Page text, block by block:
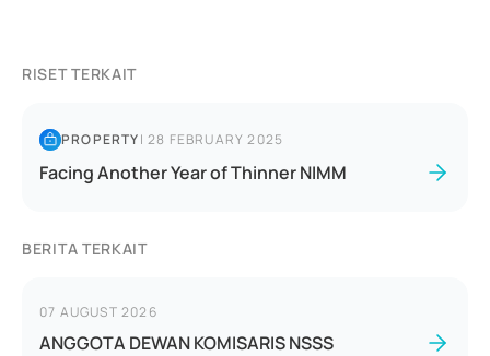
RISET TERKAIT
PROPERTY|28 FEBRUARY 2025
Facing Another Year of Thinner NIMM
BERITA TERKAIT
07 AUGUST 2026
ANGGOTA DEWAN KOMISARIS NSSS